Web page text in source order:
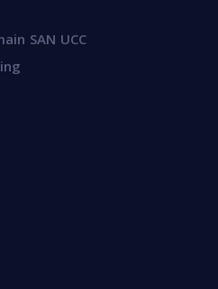
SAN UCC